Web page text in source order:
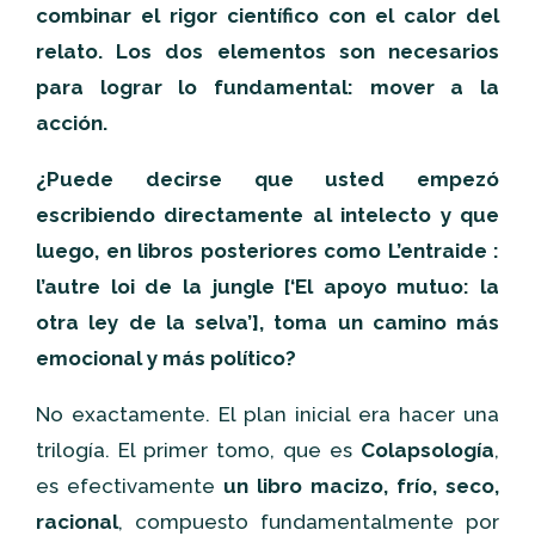
combinar el rigor científico con el calor del
relato. Los dos elementos son necesarios
para lograr lo fundamental: mover a la
acción.
¿Puede decirse que usted empezó
escribiendo directamente al intelecto y que
luego, en libros posteriores como L’entraide :
l’autre loi de la jungle [‘El apoyo mutuo: la
otra ley de la selva’], toma un camino más
emocional y más político?
No exactamente. El plan inicial era hacer una
trilogía. El primer tomo, que es Colapsología,
es efectivamente un libro macizo, frío, seco,
racional, compuesto fundamentalmente por